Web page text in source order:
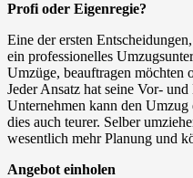
Profi oder Eigenregie?
Eine der ersten
ein professionelles
Umzüge, beauftragen möchten
Jeder Ansatz hat seine Vor-
Unternehmen kann den
dies auch teurer. Selber
wesentlich mehr Planung und
Angebot einholen